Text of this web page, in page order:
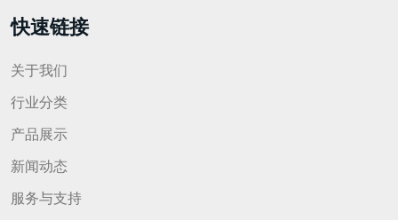
快速链接
关于我们
行业分类
产品展示
新闻动态
服务与支持